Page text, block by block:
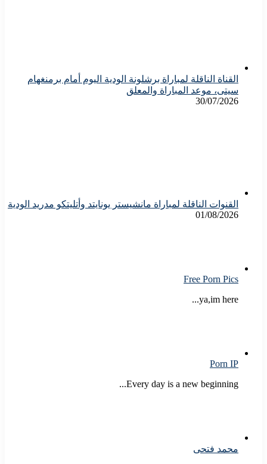
القناة الناقلة لمباراة برشلونة الودية اليوم أمام برمنغهام
سيتى، موعد المباراة والمعلق
30/07/2026
القنوات الناقلة لمباراة مانشيستر يونايتد وأتليتكو مدريد الودية
01/08/2026
Free Porn Pics
ya,im here...
Porn IP
Every day is a new beginning...
محمد فتحى